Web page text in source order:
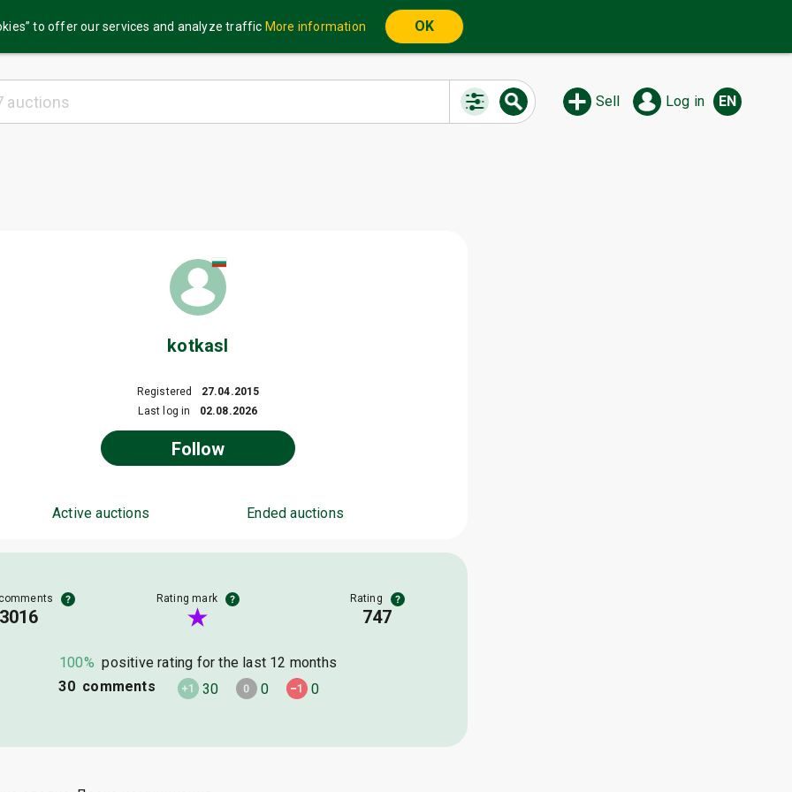
to offer our services and analyze traffic More information OK
Sell Log in EN
kotkasl
Registered
27.04.2015
Last log in
02.08.2026
Follow
Active auctions Ended auctions
3016
Rating mark Rating
747
100% positive rating for the last 12 months
30 comments
30 0 0